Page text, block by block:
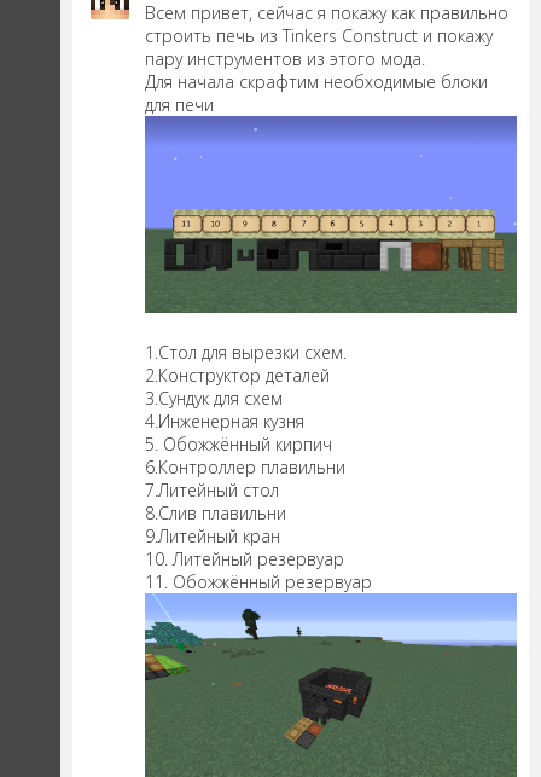
Всем привет, сейчас я покажу как правильно
строить печь из Tinkers Construct и покажу
пару инструментов из этого мода.
Для начала скрафтим необходимые блоки
для печи
1.Стол для вырезки схем.
2.Конструктор деталей
3.Сундук для схем
4.Инженерная кузня
5. Обожжённый кирпич
6.Контроллер плавильни
7.Литейный стол
8.Слив плавильни
9.Литейный кран
10. Литейный резервуар
11. Обожжённый резервуар